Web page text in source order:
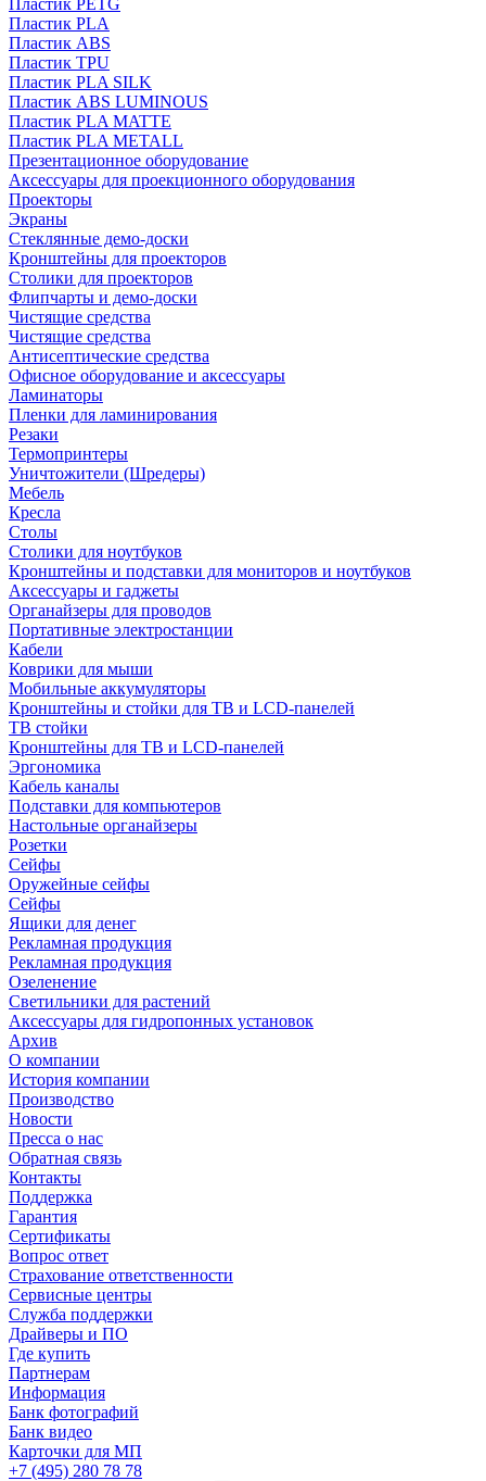
Пластик PETG
Пластик PLA
Пластик ABS
Пластик TPU
Пластик PLA SILK
Пластик ABS LUMINOUS
Пластик PLA MATTE
Пластик PLA METALL
Презентационное оборудование
Аксессуары для проекционного оборудования
Проекторы
Экраны
Стеклянные демо-доски
Кронштейны для проекторов
Столики для проекторов
Флипчарты и демо-доски
Чистящие средства
Чистящие средства
Антисептические средства
Офисное оборудование и аксессуары
Ламинаторы
Пленки для ламинирования
Резаки
Термопринтеры
Уничтожители (Шредеры)
Мебель
Кресла
Столы
Столики для ноутбуков
Кронштейны и подставки для мониторов и ноутбуков
Аксессуары и гаджеты
Органайзеры для проводов
Портативные электростанции
Кабели
Коврики для мыши
Мобильные аккумуляторы
Кронштейны и стойки для ТВ и LCD-панелей
ТВ стойки
Кронштейны для ТВ и LCD-панелей
Эргономика
Кабель каналы
Подставки для компьютеров
Настольные органайзеры
Розетки
Сейфы
Оружейные сейфы
Сейфы
Ящики для денег
Рекламная продукция
Рекламная продукция
Озеленение
Светильники для растений
Аксессуары для гидропонных установок
Архив
О компании
История компании
Производство
Новости
Пресса о нас
Обратная связь
Контакты
Поддержка
Гарантия
Сертификаты
Вопрос ответ
Страхование ответственности
Сервисные центры
Служба поддержки
Драйверы и ПО
Где купить
Партнерам
Информация
Банк фотографий
Банк видео
Карточки для МП
+7 (495) 280 78 78